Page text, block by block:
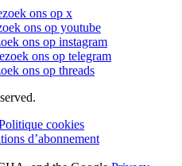
ons op x
ons op youtube
ons op instagram
ons op telegram
ons op threads
cookies
d’abonnement